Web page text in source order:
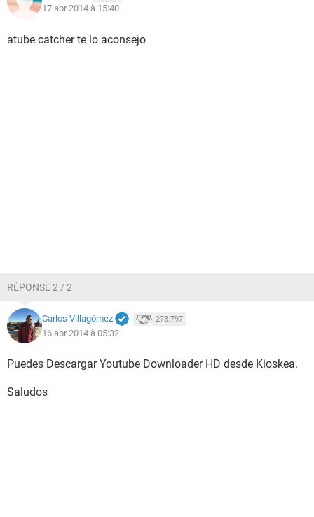
17 abr 2014 à 15:40
atube catcher te lo aconsejo
RÉPONSE 2 / 2
Carlos Villagómez 278.797
16 abr 2014 à 05:32
Puedes Descargar Youtube Downloader HD desde Kioskea.
Saludos